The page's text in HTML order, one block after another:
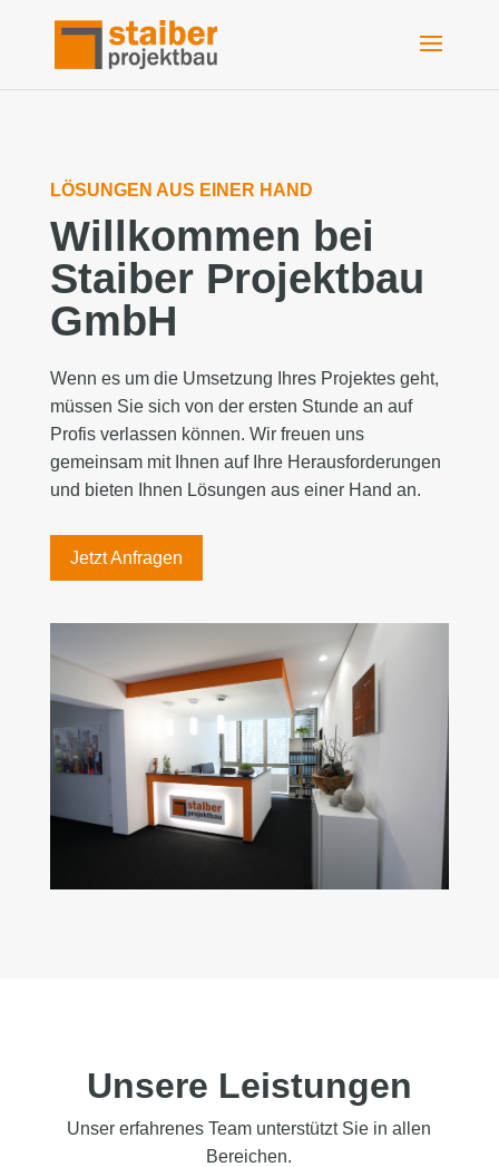
LÖSUNGEN AUS EINER HAND
Willkommen bei
Staiber Projektbau
GmbH
Wenn es um die Umsetzung Ihres Projektes geht,
müssen Sie sich von der ersten Stunde an auf
Profis verlassen können. Wir freuen uns
gemeinsam mit Ihnen auf Ihre Herausforderungen
und bieten Ihnen Lösungen aus einer Hand an.
Jetzt Anfragen
Unsere Leistungen
Unser erfahrenes Team unterstützt Sie in allen
Bereichen.